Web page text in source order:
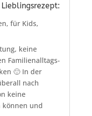
, für Kids,
keine
Familienalltags-
🙂 In der
nach
keine
können und